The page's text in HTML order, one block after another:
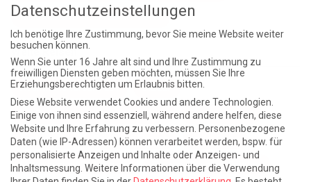
NIEMALS UND AUCH DANN NICHT
Weite Reisen
Atlantische Turbulenzen DIE ELF
Die Zeit der Ringelblumen ist vorbei Europa im Kopf
Fast am Ziel Frühling in Florenz In der Blase
Leben lernen / Ein Versuch Trinken. Träumen. Trösten.
Datenschutzeinstellungen
Ich benötige Ihre Zustimmung, bevor Sie meine Website weiter
besuchen können.
Wenn Sie unter 16 Jahre alt sind und Ihre Zustimmung zu
freiwilligen Diensten geben möchten, müssen Sie Ihre
Erziehungsberechtigten um Erlaubnis bitten.
Diese Website verwendet Cookies und andere Technologien.
Einige von ihnen sind essenziell, während andere helfen, diese
Website und Ihre Erfahrung zu verbessern. Personenbezogene
Daten (wie IP-Adressen) können verarbeitet werden, bspw. für
personalisierte Anzeigen und Inhalte oder Anzeigen- und
Inhaltsmessung. Weitere Informationen über die Verwendung